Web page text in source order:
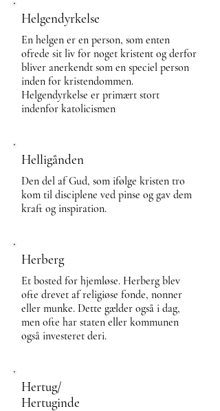
Helgendyrkelse
En helgen er en person, som enten
ofrede sit liv for noget kristent og derfor
bliver anerkendt som en speciel person
inden for kristendommen.
Helgendyrkelse er primært stort
indenfor katolicismen
Helligånden
Den del af Gud, som ifølge kristen tro
kom til disciplene ved pinse og gav dem
kraft og inspiration.
Herberg
Et bosted for hjemløse. Herberg blev
ofte drevet af religiøse fonde, nonner
eller munke. Dette gælder også i dag,
men ofte har staten eller kommunen
også investeret deri.
Hertug/
Hertuginde